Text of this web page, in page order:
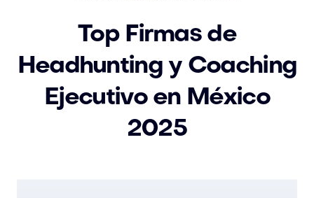
Top Firmas de
Headhunting y Coaching
Ejecutivo en México
2025